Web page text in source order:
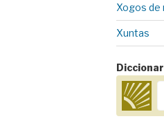
Xogos de
Xuntas